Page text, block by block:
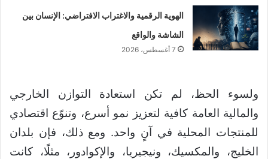
الهوية الرقمية والاغتراب الافتراضي: الإنسان بين
الشاشة والواقع
7 أغسطس، 2026
ولسوء الحظ، لم تكن استعادة التوازن الخارجي
والمالية العامة كافية لتعزيز نمو أسرع، وتنوّع اقتصادي
للمنتجات المحلية في آنٍ واحد. ومع ذلك، فإن بلدان
الخليج، والمكسيك، ونيجيريا، والإكوادور، مثلًا، كانت